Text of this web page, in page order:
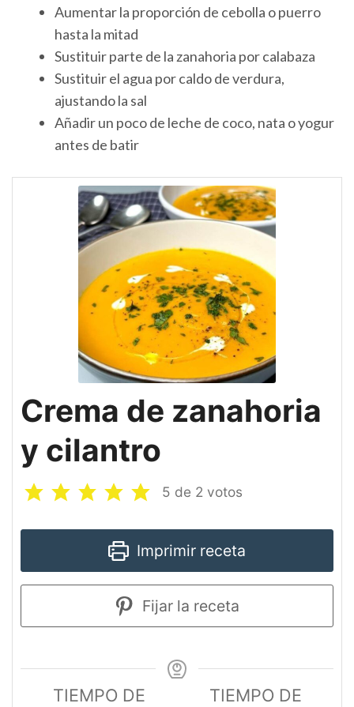
Aumentar la proporción de cebolla o puerro
hasta la mitad
Sustituir parte de la zanahoria por calabaza
Sustituir el agua por caldo de verdura,
ajustando la sal
Añadir un poco de leche de coco, nata o yogur
antes de batir
Crema de zanahoria
y cilantro
5 de 2 votos
Imprimir receta
Fijar la receta
TIEMPO DE
TIEMPO DE